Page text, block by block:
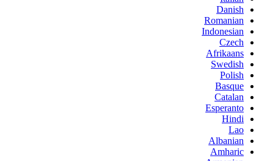
Danish
Romanian
Indonesian
Czech
Afrikaans
Swedish
Polish
Basque
Catalan
Esperanto
Hindi
Lao
Albanian
Amharic